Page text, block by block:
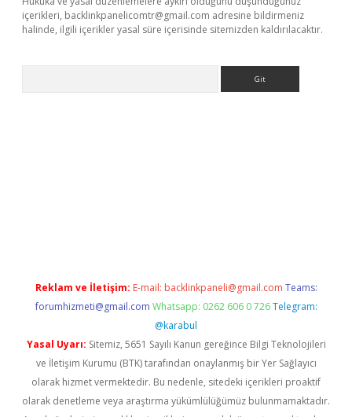
içerikleri, backlinkpanelicomtr@gmail.com adresine bildirmeniz
halinde, ilgili içerikler yasal süre içerisinde sitemizden kaldırılacaktır.
Reklam ve İletişim: E-mail: backlinkpaneli@gmail.com Teams:
forumhizmeti@gmail.com Whatsapp: 0262 606 0 726 Telegram:
@karabul
Yasal Uyarı: Sitemiz, 5651 Sayılı Kanun gereğince Bilgi Teknolojileri
ve İletişim Kurumu (BTK) tarafından onaylanmış bir Yer Sağlayıcı
olarak hizmet vermektedir. Bu nedenle, sitedeki içerikleri proaktif
olarak denetleme veya araştırma yükümlülüğümüz bulunmamaktadır.